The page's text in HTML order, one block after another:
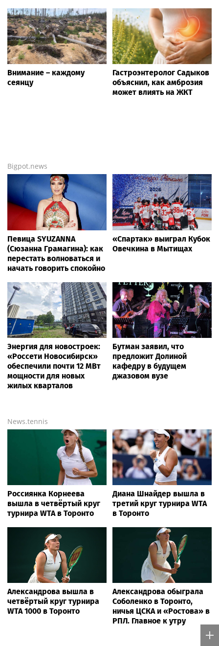
Внимание – каждому
сеянцу
Гастроэнтеролог Садыков
объяснил, как амброзия
может влиять на ЖКТ
Bigpot.news
Певица SYUZANNA
(Сюзанна Грамагина): как
перестать волноваться и
начать говорить спокойно
«Спартак» выиграл Кубок
Овечкина в Мытищах
Энергия для новостроек:
«Россети Новосибирск»
обеспечили почти 12 МВт
мощности для новых
жилых кварталов
Бутман заявил, что
предложит Долиной
кафедру в будущем
джазовом вузе
News.tennis
Россиянка Корнеева
вышла в четвёртый круг
турнира WTA в Торонто
Диана Шнайдер вышла в
третий круг турнира WTA
в Торонто
Александрова вышла в
четвёртый круг турнира
WTA 1000 в Торонто
Александрова обыграла
Соболенко в Торонто,
ничья ЦСКА и «Ростова» в
РПЛ. Главное к утру